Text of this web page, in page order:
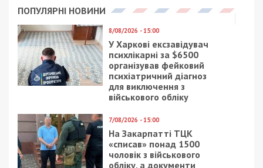
с городским советом, ни с подчиненными ему
предприятиями.
По возвращении днепровских закупок в систему
«ProZorro» «ВАВИЛОН СТРОЙ» продолжил
победное шествие на тендерах по закупкам
коммунальных предприятий.
конкурентных и неконкурентных закупок на
общую сумму 19 757 813,64 грн. И что
характерно, ни в одном из тендеров это ООО
еще не проиграло (!)